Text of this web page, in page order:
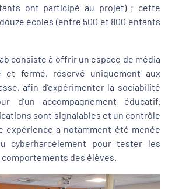
ont participé au projet) ; cette
écoles (entre 500 et 800 enfants
consiste à offrir un espace de média
et fermé, réservé uniquement aux
afin d’expérimenter la sociabilité
d’un accompagnement éducatif.
sont signalables et un contrôle
expérience a notamment été menée
cyberharcèlement pour tester les
des élèves.